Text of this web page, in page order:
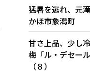
猛暑を逃れ、元
かほ市象潟町
甘さ上品、少し
梅「ル・デセー
（８）